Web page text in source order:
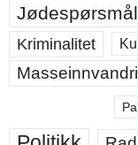
Kriminalitet